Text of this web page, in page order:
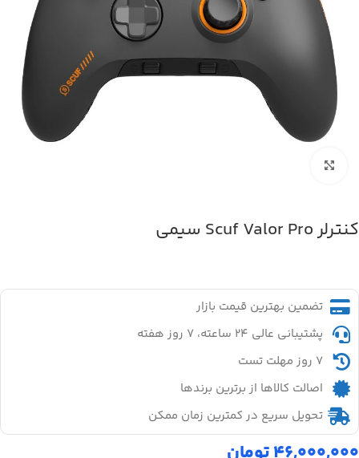
کنترلر Scuf Valor Pro سیمی
تضمین بهترین قیمت بازار
پشتیبانی عالی ۲۴ ساعته، ۷ روز هفته
۷ روز مهلت تست
اصالت کالاها از برترین برندها
تحویل سریع در کمترین زمان ممکن